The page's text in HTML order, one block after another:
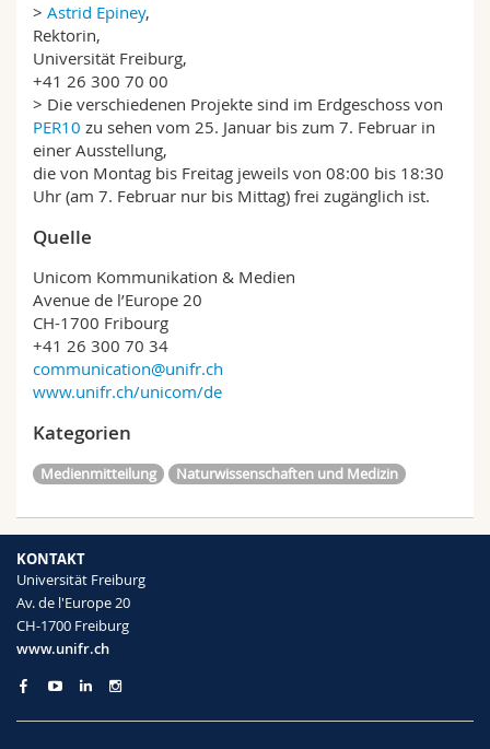
> Astrid Epiney,
Rektorin,
Universität Freiburg,
+41 26 300 70 00
> Die verschiedenen Projekte sind im Erdgeschoss von
PER10 zu sehen vom 25. Januar bis zum 7. Februar in
einer Ausstellung,
die von Montag bis Freitag jeweils von 08:00 bis 18:30
Uhr (am 7. Februar nur bis Mittag) frei zugänglich ist.
Quelle
Unicom Kommunikation & Medien
Avenue de l’Europe 20
CH-1700 Fribourg
+41 26 300 70 34
communication@unifr.ch
www.unifr.ch/unicom/de
Kategorien
Medienmitteilung Naturwissenschaften und Medizin
KONTAKT
Universität Freiburg
Av. de l'Europe 20
CH-1700 Freiburg
www.unifr.ch